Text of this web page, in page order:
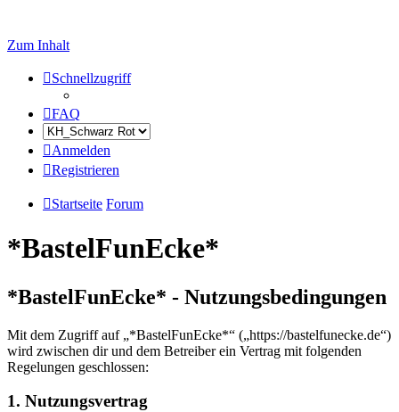
Zum Inhalt
Schnellzugriff
FAQ
Anmelden
Registrieren
Startseite Forum
*BastelFunEcke*
*BastelFunEcke* - Nutzungsbedingungen
Mit dem Zugriff auf „*BastelFunEcke*“ („https://bastelfunecke.de“)
wird zwischen dir und dem Betreiber ein Vertrag mit folgenden
Regelungen geschlossen:
1. Nutzungsvertrag